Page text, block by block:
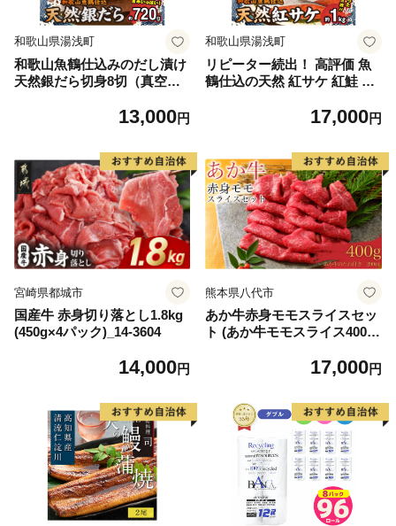
和歌山県湯浅町
和歌山魚鶴仕込みのだし漬け
天然銀だら切身8切（真空パ
製法 良質な脂 ふっくら 柔ら
ぶ だし漬け 煮付け ムニエル
味噌漬け 鍋物 冷凍 湯浅町 送
料無料_G7334
13,000円
和歌山県湯浅町
リピーター続出！ 高評価 魚
鶴仕込の天然 紅サケ 紅鮭 鮭
レビュー高評価 小分け 真空
海鮮 魚介 食品 食べ物 おかず
お弁当 水産加工品 冷凍 グル
メ お取り寄せ 和歌山県 湯浅
町 送料無料_G7317
17,000円
宮崎県都城市
国産牛 赤身切り落とし1.8kg
(450g×4パック)_14-3604
14,000円
熊本県八代市
あか牛赤身モモスライスセッ
ト (あか牛モモスライス400
17,000円